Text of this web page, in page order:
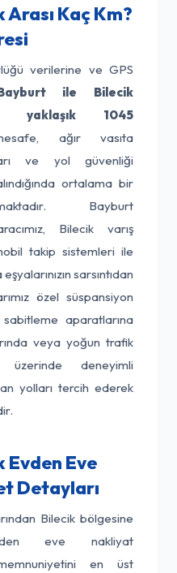
Kaç Km?
verilerine ve GPS
ile Bilecik
yaklaşık 1045
ağır vasıta
ve yol güvenliği
ortalama bir
Bayburt
Bilecik varış
takip sistemleri ile
sarsıntıdan
özel süspansiyon
aparatlarına
veya yoğun trafik
deneyimli
yolları tercih ederek
Eve
Detayları
Bilecik bölgesine
eve nakliyat
en üst